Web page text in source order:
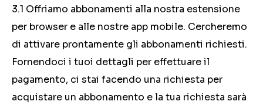
3.1 Offriamo abbonamenti alla nostra estensione
per browser e alle nostre app mobile. Cercheremo
di attivare prontamente gli abbonamenti richiesti.
Fornendoci i tuoi dettagli per effettuare il
pagamento, ci stai facendo una richiesta per
acquistare un abbonamento e la tua richiesta sarà